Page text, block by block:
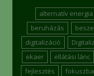
alternatív energia
beruházás
digitalizáció
ekaer
ellátási lánc
fejlesztés